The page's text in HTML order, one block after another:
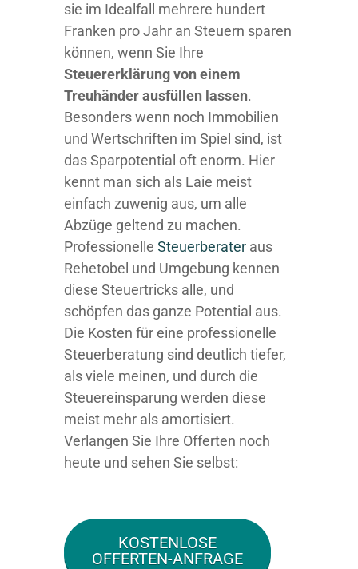
sie im Idealfall mehrere hundert
Franken pro Jahr an Steuern sparen
können, wenn Sie Ihre
Steuererklärung von einem
Treuhänder ausfüllen lassen.
Besonders wenn noch Immobilien
und Wertschriften im Spiel sind, ist
das Sparpotential oft enorm. Hier
kennt man sich als Laie meist
einfach zuwenig aus, um alle
Abzüge geltend zu machen.
Professionelle Steuerberater aus
Rehetobel und Umgebung kennen
diese Steuertricks alle, und
schöpfen das ganze Potential aus.
Die Kosten für eine professionelle
Steuerberatung sind deutlich tiefer,
als viele meinen, und durch die
Steuereinsparung werden diese
meist mehr als amortisiert.
Verlangen Sie Ihre Offerten noch
heute und sehen Sie selbst:
KOSTENLOSE
OFFERTEN-ANFRAGE